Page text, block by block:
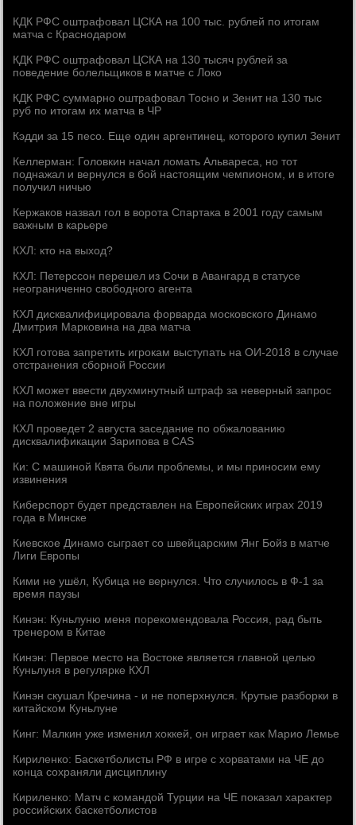
КДК РФС оштрафовал ЦСКА на 100 тыс. рублей по итогам
матча с Краснодаром
КДК РФС оштрафовал ЦСКА на 130 тысяч рублей за
поведение болельщиков в матче с Локо
КДК РФС суммарно оштрафовал Тосно и Зенит на 130 тыс
руб по итогам их матча в ЧР
Кэдди за 15 песо. Еще один аргентинец, которого купил Зенит
Келлерман: Головкин начал ломать Альвареса, но тот
поднажал и вернулся в бой настоящим чемпионом, и в итоге
получил ничью
Кержаков назвал гол в ворота Спартака в 2001 году самым
важным в карьере
КХЛ: кто на выход?
КХЛ: Петерссон перешел из Сочи в Авангард в статусе
неограниченно свободного агента
КХЛ дисквалифицировала форварда московского Динамо
Дмитрия Марковина на два матча
КХЛ готова запретить игрокам выступать на ОИ-2018 в случае
отстранения сборной России
КХЛ может ввести двухминутный штраф за неверный запрос
на положение вне игры
КХЛ проведет 2 августа заседание по обжалованию
дисквалификации Зарипова в CAS
Ки: С машиной Квята были проблемы, и мы приносим ему
извинения
Киберспорт будет представлен на Европейских играх 2019
года в Минске
Киевское Динамо сыграет со швейцарским Янг Бойз в матче
Лиги Европы
Кими не ушёл, Кубица не вернулся. Что случилось в Ф-1 за
время паузы
Кинэн: Куньлуню меня порекомендовала Россия, рад быть
тренером в Китае
Кинэн: Первое место на Востоке является главной целью
Куньлуня в регулярке КХЛ
Кинэн скушал Кречина - и не поперхнулся. Крутые разборки в
китайском Куньлуне
Кинг: Малкин уже изменил хоккей, он играет как Марио Лемье
Кириленко: Баскетболисты РФ в игре с хорватами на ЧЕ до
конца сохраняли дисциплину
Кириленко: Матч с командой Турции на ЧЕ показал характер
российских баскетболистов